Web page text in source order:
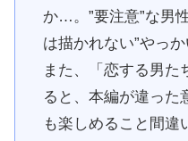
か…。”要注意”な男
は描かれない”やっ
また、「恋する男た
ると、本編が違った
も楽しめること間違